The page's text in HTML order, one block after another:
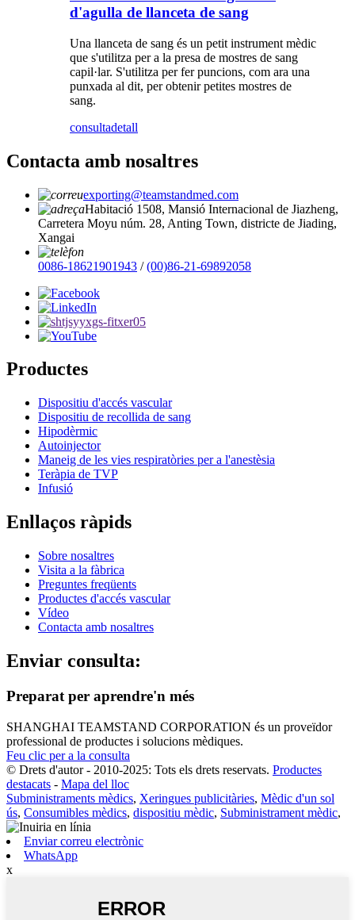
d'agulla de llanceta de sang
Una llanceta de sang és un petit instrument mèdic
que s'utilitza per a la presa de mostres de sang
capil·lar. S'utilitza per fer puncions, com ara una
punxada al dit, per obtenir petites mostres de
sang.
consultadetall
Contacta amb nosaltres
exporting@teamstandmed.com
Habitació 1508, Mansió Internacional de Jiazheng,
Carretera Moyu núm. 28, Anting Town, districte de Jiading,
Xangai
0086-18621901943 /(00)86-21-69892058
Productes
Dispositiu d'accés vascular
Dispositiu de recollida de sang
Hipodèrmic
Autoinjector
Maneig de les vies respiratòries per a l'anestèsia
Teràpia de TVP
Infusió
Enllaços ràpids
Sobre nosaltres
Visita a la fàbrica
Preguntes freqüents
Productes d'accés vascular
Vídeo
Contacta amb nosaltres
Enviar consulta:
Preparat per aprendre'n més
SHANGHAI TEAMSTAND CORPORATION és un proveïdor
professional de productes i solucions mèdiques.
Feu clic per a la consulta
© Drets d'autor - 2010-2025: Tots els drets reservats. Productes
destacats - Mapa del lloc
Subministraments mèdics, Xeringues publicitàries, Mèdic d'un sol
ús, Consumibles mèdics, dispositiu mèdic, Subministrament mèdic,
Enviar correu electrònic
WhatsApp
x